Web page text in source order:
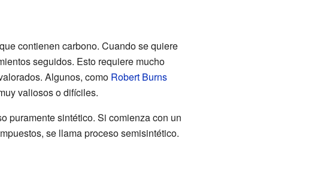
contienen carbono. Cuando se quiere
seguidos. Esto requiere mucho
Algunos, como Robert Burns
valiosos o difíciles.
puramente sintético. Si comienza con un
se llama proceso semisintético.